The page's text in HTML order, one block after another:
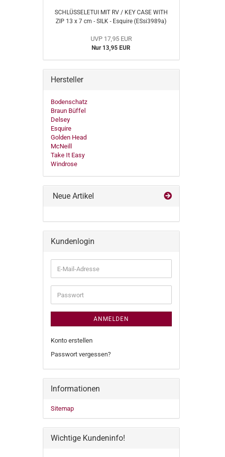
SCHLÜSSELETUI MIT RV / KEY CASE WITH
ZIP 13 x 7 cm - SILK - Esquire (ESsi3989a)
UVP 17,95 EUR
Nur 13,95 EUR
Hersteller
Bodenschatz
Braun Büffel
Delsey
Esquire
Golden Head
McNeill
Take It Easy
Windrose
Neue Artikel
Kundenlogin
E-
Mail-
Adresse
Passwort
ANMELDEN
Konto erstellen
Passwort vergessen?
Informationen
Sitemap
Wichtige Kundeninfo!